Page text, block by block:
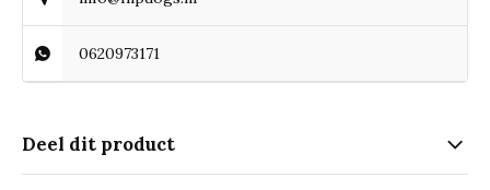
0620973171
Deel dit product